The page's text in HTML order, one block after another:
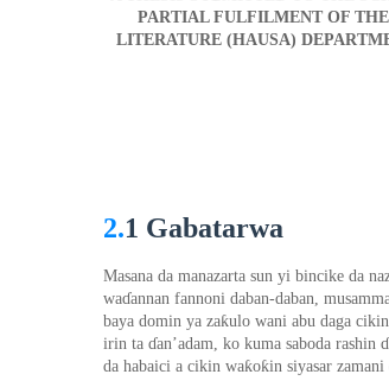
PARTIAL FULFILMENT OF
LITERATURE (HAUSA)
2.1 Gabatarwa
Masana da manazarta sun yi bincike da
waɗannan fannoni daban-daban,
baya domin ya zaƙulo wani abu daga
irin ta ɗan’adam, ko kuma saboda rashin ɗ
da habaici a cikin waƙoƙin siyasar